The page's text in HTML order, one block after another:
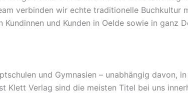
verbinden wir echte traditionelle
und Kunden in Oelde sowie in ganz
und Gymnasien – unabhängig davon,
Klett Verlag sind die meisten Titel bei uns